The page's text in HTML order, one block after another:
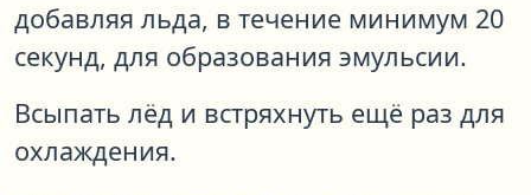
добавляя льда, в течение минимум 20
секунд, для образования эмульсии.
Всыпать лёд и встряхнуть ещё раз для
охлаждения.